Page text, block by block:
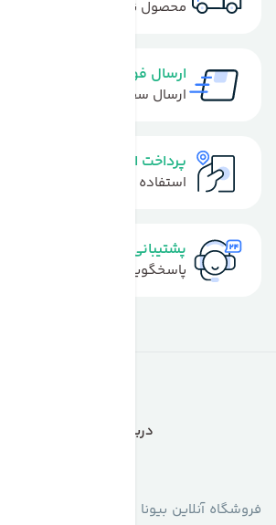
محصول نباید آسیب دیده باشد
ارسال فوری
ارسال سفارش در کمترین زمان
پرداخت امن
استفاده از روش‌های پرداخت امن
پشتیبانی سریع
پاسخگویی سریع به تماس‌ها و
درباره فروشگاه آنلاین بیونا
فروشگاه آنلاین بیونا با افتخار شما را به